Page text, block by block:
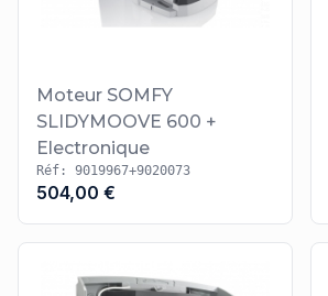
Moteur SOMFY
SLIDYMOOVE 600 +
Electronique
Réf: 9019967+9020073
504,00 €